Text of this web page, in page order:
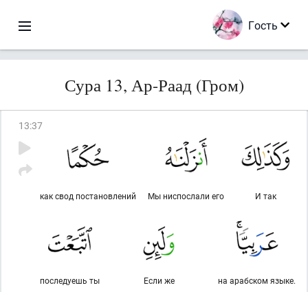
Гость
Сура 13, Ар-Раад (Гром)
13:37
И так
Мы ниспослали его
как свод постановлений
на арабском языке.
Если же
последуешь ты